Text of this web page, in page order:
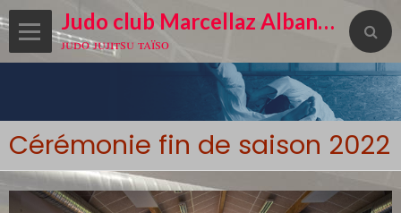
Judo club Marcellaz Albanais
judo jujitsu taïso
Cérémonie fin de saison 2022